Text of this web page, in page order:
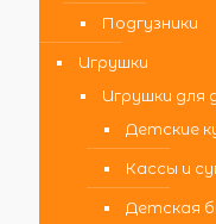
Подгузники
Игрушки
Игрушки для
Детские
Кассы и
Детская